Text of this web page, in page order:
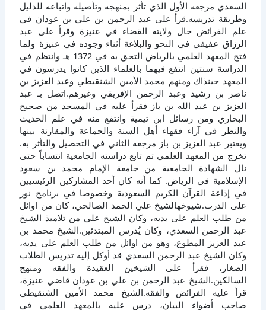
السعدي مرجعه الأول الذي تأثر بمنهجه وتأصيله واتباعه للدليل
وطريقة تدريسه.قرأ على عبد الرحمن بن علي بن عودان في
علم الفرائض حال ولايته القضاء في عنيزة وقرأ على عبد
الرزاق عفيفي في النحو والبلاغة أثناء وجوده في عنيزة ولما
فتح المعهد العلمي بالرياض التحق به في 1372 هـ وانتظم في
الدراسة سنتين انتفع فيهما بالعلماء الذين كانوا يدرسون في
المعهد حينذاك ومنهم محمد الأمين الشنقيطي وعبد العزيز بن
ناصر بن رشيد وعبد الرحمن الإفريقي وغيرهم.اتصل بـ عبد
العزيز بن عبد الله بن باز فقرأ عليه في المسجد من صحيح
البخاري ومن رسائل ابن تيمية وانتفع منه في علم الحديث
والنظر في آراء فقهاء أهل السنة والجماعة والمقارنة بينها
ويعتبر عبد العزيز بن باز مرجعه الثاني في التحصيل والتأثر به.
تخرج من المعهد العلمي ثم تابع دراسته الجامعية انتساباً حتى
نال الشهادة الجامعية من جامعة الإمام محمد بن سعود
الإسلامية في الرياض. كما أنه كان أحد المشاركين الرئيسيين
في إذاعة القرآن الكريم السعودية وخصوصا في برنامج نور
على الدرب.شيوخهالشيخ علي الحمد الصالحي، كان من اوائل
من طلب العلم على يديه، وكان الشيخ علي من تلاميذ الشيخ
عبد الرحمن السعدي، وكان يُدرس المبتدئين.الشيخ محمد بن
عبد العزيز المطوع، وهو من اوائل من طلب العلم على يديه،
وكان الشيخ عبد الرحمن السعدي قد أوكل إليه تدريس الطلاب
الصغار، فقرأ على الشيخين العقيدة والفقه ومنهج
السالكين.الشيخ عبد الرحمن بن علي بن عودان قاضي عنيزة،
قرأ عليه الفرائض والفقه.الشيخ محمد الأمين الشنقيطي
صاحب أضواء البيان، درس عليه بالمعهد العلمي في